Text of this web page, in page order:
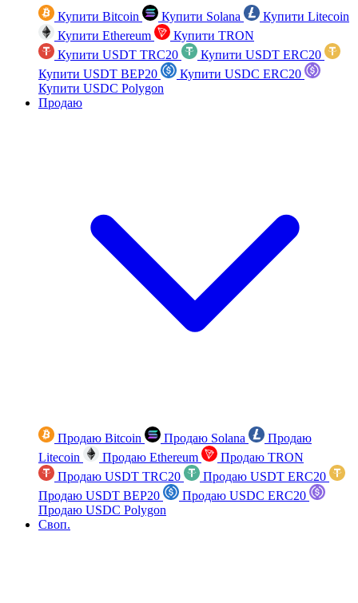
Купити Bitcoin Купити Solana
Купити Litecoin
Купити Ethereum
Купити TRON
Купити USDT TRC20
Купити USDT ERC20
Купити USDT BEP20
Купити USDC ERC20
Купити USDC Polygon
Продаю
Продаю Bitcoin Продаю Solana
Продаю
Litecoin
Продаю Ethereum
Продаю TRON
Продаю USDT TRC20
Продаю USDT ERC20
Продаю USDT BEP20
Продаю USDC ERC20
Продаю USDC Polygon
Своп.